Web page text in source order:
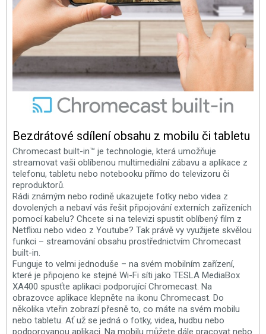
Bezdrátové sdílení obsahu z mobilu či tabletu
Chromecast built-in™ je technologie, která umožňuje
streamovat vaši oblíbenou multimediální zábavu a aplikace z
telefonu, tabletu nebo notebooku přímo do televizoru či
reproduktorů.
Rádi známým nebo rodině ukazujete fotky nebo videa z
dovolených a nebaví vás řešit připojování externích zařízeních
pomocí kabelu? Chcete si na televizi spustit oblíbený film z
Netflixu nebo video z Youtube? Tak právě vy využijete skvělou
funkci – streamování obsahu prostřednictvím Chromecast
built-in.
Funguje to velmi jednoduše – na svém mobilním zařízení,
které je připojeno ke stejné Wi-Fi síti jako TESLA MediaBox
XA400 spusťte aplikaci podporující Chromecast. Na
obrazovce aplikace klepněte na ikonu Chromecast. Do
několika vteřin zobrazí přesně to, co máte na svém mobilu
nebo tabletu. Ať už se jedná o fotky, videa, hudbu nebo
podporovanou aplikaci. Na mobilu můžete dále pracovat nebo